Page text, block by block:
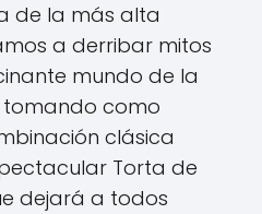
de la más alta
a derribar mitos
mundo de la
como
clásica
Torta de
dejará a todos